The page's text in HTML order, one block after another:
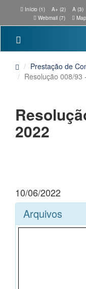
Início (1) A+ (2) A (3)
Webmail (7)
Prestação de
Resolução 008/93
2022
10/06/2022
Arquivos